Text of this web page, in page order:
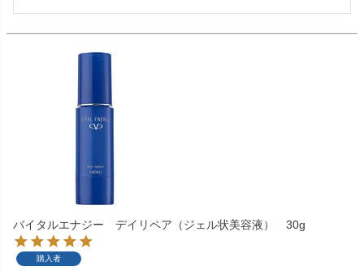
バイタルエナジー デイリペア（ジェル状美容液） 30g
購入者